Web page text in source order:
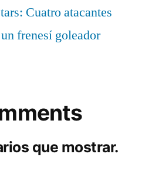
Cuatro atacantes
frenesí goleador
que mostrar.